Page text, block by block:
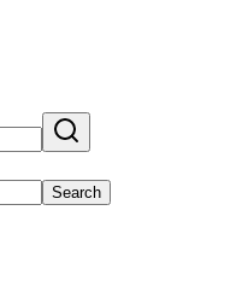
Search